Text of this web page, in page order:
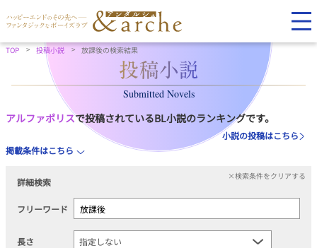
TOP 投稿小説 放課後の検索結果
Submitted Novels
アルファポリスで投稿されているBL小説のランキングです。
小説の投稿はこちら
掲載条件はこちら
詳細検索
×検索条件をクリアする
フリーワード
長さ